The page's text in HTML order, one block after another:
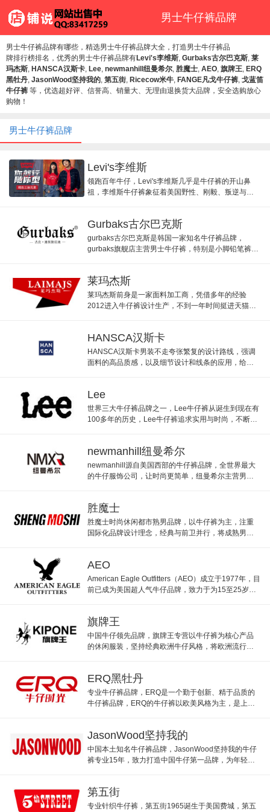
男士牛仔裤品牌
男士牛仔裤品牌有哪些，精选男士牛仔裤品牌大全，打造男士牛仔裤品
牌排行榜排名，优秀的男士牛仔裤品牌有Levi's李维斯, Gurbaks古尔巴克斯, 莱
玛杰斯, HANSCA汉斯卡, Lee, newmanhill纽曼希尔, 胜魔士, AEO, 旗牌王, ERQ
黑牡丹, JasonWood坚持我的, 第五街, Ricecow米牛, FANGE凡戈牛仔裤, 戈蓝笛
牛仔裤 等，优选超好评、信誉高、销量大、无理由退换货大品牌，安全选购放心
购物！
男士牛仔裤品牌
Levi's李维斯
领跑百年牛仔，Levi's李维斯几乎是牛仔裤的开山鼻
祖，李维斯牛仔裤象征着美国野性、刚毅、叛逆与美
Gurbaks古尔巴克斯
gurbaks古尔巴克斯是韩国一家知名牛仔裤品牌，
gurbaks旗舰店主营男士牛仔裤，特别是小脚铅笔裤牛
莱玛杰斯
莱玛杰斯前身是一家面料加工商，凭借多年的经验
2012进入牛仔裤设计生产，不到一年时间挺进天猫男
HANSCA汉斯卡
HANSCA汉斯卡男装不走夸张繁复的设计路线，强调
面料的高品质感，以及细节设计和线条的应用，给予
Lee
世界三大牛仔裤品牌之一，Lee牛仔裤从诞生到现在有
100多年的历史，Lee牛仔裤追求实用与时尚，不断创
newmanhill纽曼希尔
newmanhill源自美国西部的牛仔裤品牌，全世界最大
的牛仔服饰公司，让时尚更简单，纽曼希尔主营男装
胜魔士
胜魔士时尚休闲都市熟男品牌，以牛仔裤为主，注重
国际化品牌设计理念，经典与前卫并行，将成熟男人
AEO
American Eagle Outfitters（AEO）成立于1977年，目
前已成为美国超人气牛仔品牌，致力于为15至25岁的
旗牌王
中国牛仔领先品牌，旗牌王专营以牛仔裤为核心产品
的休闲服装，坚持经典欧洲牛仔风格，将欧洲流行融
ERQ黑牡丹
专业牛仔裤品牌，ERQ是一个勤于创新、精于品质的
牛仔裤品牌，ERQ的牛仔裤以欧美风格为主，是上市
JasonWood坚持我的
中国本土知名牛仔裤品牌，JasonWood坚持我的牛仔
裤专业15年，致力打造中国牛仔第一品牌，为年轻人
第五街
专业针织牛仔裤，第五街1965诞生于美国费城，第五